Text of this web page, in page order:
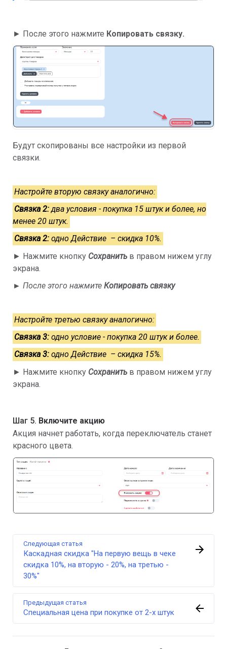
► После этого нажмите Копировать связку.
Будут скопированы все настройки из первой
связки.
Настройте вторую связку аналогично:
Связка 2:два условия - покупка 15 штук и более, но
менее 20 штук.
Связка 2: одно Действие – скидка 10%.
► Нажмите кнопку Сохранить в правом нижем углу
экрана.
► После этого нажмите Копировать связку
Настройте третью связку аналогично:
Связка 3: одно условие - покупка 20 штук и более.
Связка 3: одно Действие – скидка 15%.
► Нажмите кнопку Сохранить в правом нижем углу
экрана.
Шаг 5. Включите акцию
Акция начнет работать, когда переключатель станет
красного цвета.
Предыдущая статья
Специальная цена при покупке от 2-х штук
Следующая статья
Каскадная скидка "На первую вещь в чеке
скидка 10%, на вторую - 20%, на третью -
30%"